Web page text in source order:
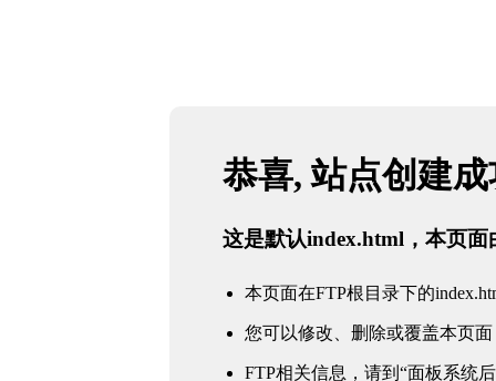
恭喜, 站点创建
这是默认index.html，本页面
本页面在FTP根目录下的
您可以修改、删除或覆盖本页面
FTP相关信息，请到“面板系统